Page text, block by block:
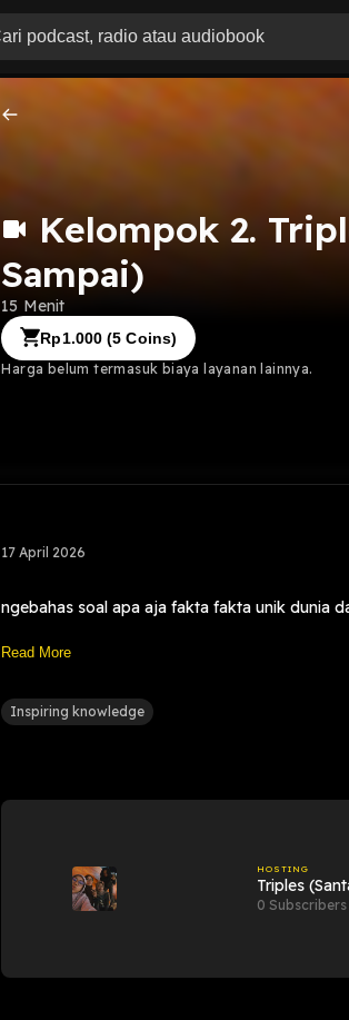
Kelompok 2.
Sampai)
15 Menit
Rp1.000 (5 Coins)
Harga belum termasuk biaya layanan lainnya.
17 April 2026
ngebahas soal apa aja fakta fakta unik dunia
Read More
Inspiring knowledge
HOSTING
Triples
0 Subscribers